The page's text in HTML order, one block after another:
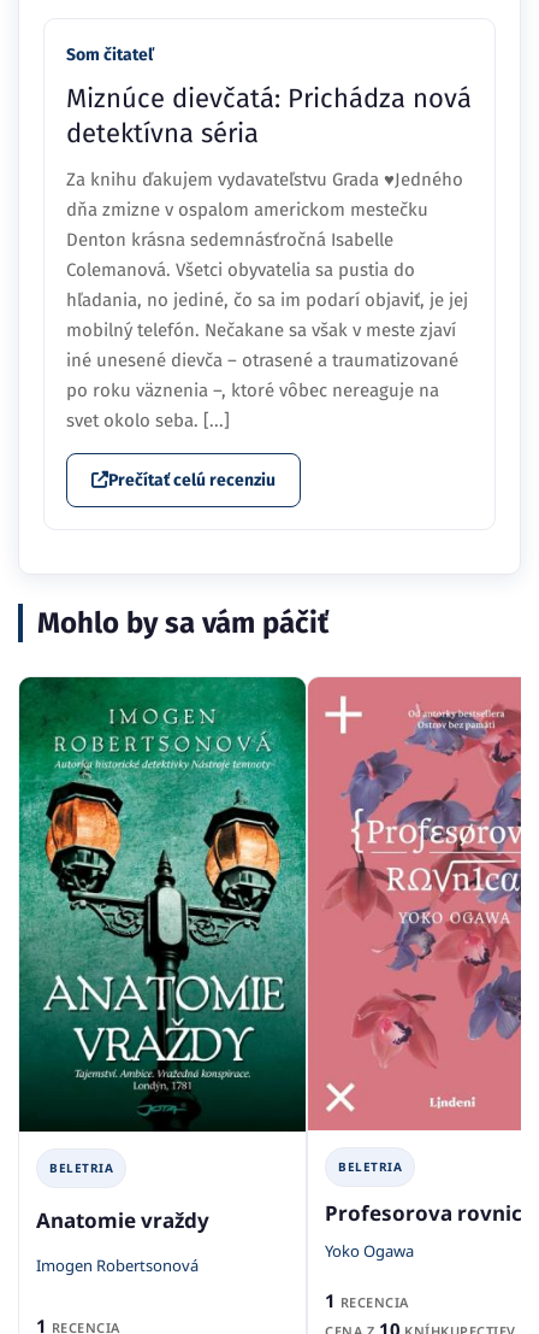
Som čitateľ
Miznúce dievčatá: Prichádza nová
detektívna séria
Za knihu ďakujem vydavateľstvu Grada ♥Jedného
dňa zmizne v ospalom americkom mestečku
Denton krásna sedemnásťročná Isabelle
Colemanová. Všetci obyvatelia sa pustia do
hľadania, no jediné, čo sa im podarí objaviť, je jej
mobilný telefón. Nečakane sa však v meste zjaví
iné unesené dievča – otrasené a traumatizované
po roku väznenia –, ktoré vôbec nereaguje na
svet okolo seba. [...]
Prečítať celú recenziu
Mohlo by sa vám páčiť
BELETRIA
Anatomie vraždy
Imogen Robertsonová
1 RECENCIA
BELETRIA
Profesorova rovnica
Yoko Ogawa
1 RECENCIA
10